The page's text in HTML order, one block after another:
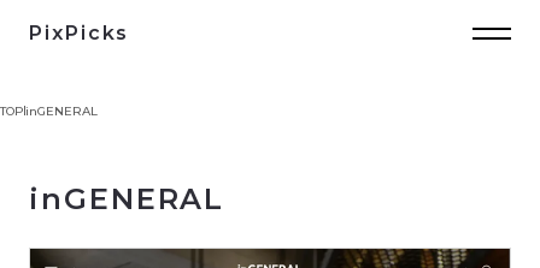
PixPicks
TOP inGENERAL
inGENERAL